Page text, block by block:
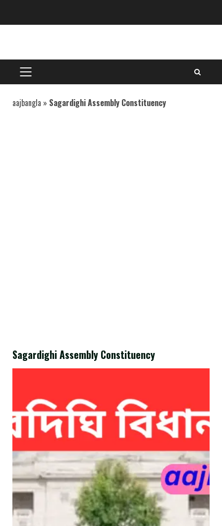
PRIMARY
MENU
aajbangla » Sagardighi Assembly Constituency
Sagardighi Assembly Constituency